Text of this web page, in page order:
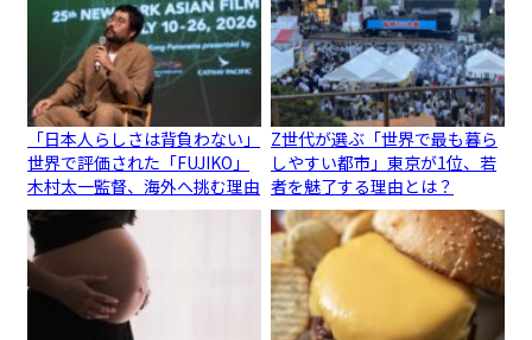
「日本人らしさは背負わない」
世界で評価された「FUJIKO」
木村太一監督、海外へ挑む理由
Z世代が選ぶ「世界で最も暮ら
しやすい都市」東京が1位、若
者を魅了する理由とは？